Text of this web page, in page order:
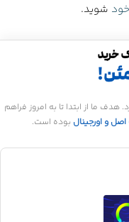
شوید.
فعالیت خود را از سال 1401 آغاز کرد. هدف ما از ابتدا تا به امروز فراهم
و اورجینال بوده است.